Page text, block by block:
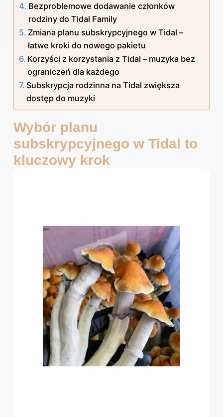
Bezproblemowe dodawanie członków
rodziny do Tidal Family
Zmiana planu subskrypcyjnego w Tidal –
łatwe kroki do nowego pakietu
Korzyści z korzystania z Tidal – muzyka bez
ograniczeń dla każdego
Subskrypcja rodzinna na Tidal zwiększa
dostęp do muzyki
Wybór planu
subskrypcyjnego w Tidal to
kluczowy krok